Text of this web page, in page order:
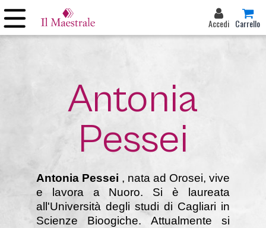
Accedi Carrello
Antonia
Pessei
Antonia Pessei , nata ad Orosei, vive
e lavora a Nuoro. Si è laureata
all'Università degli studi di Cagliari in
Scienze Bioogiche. Attualmente si